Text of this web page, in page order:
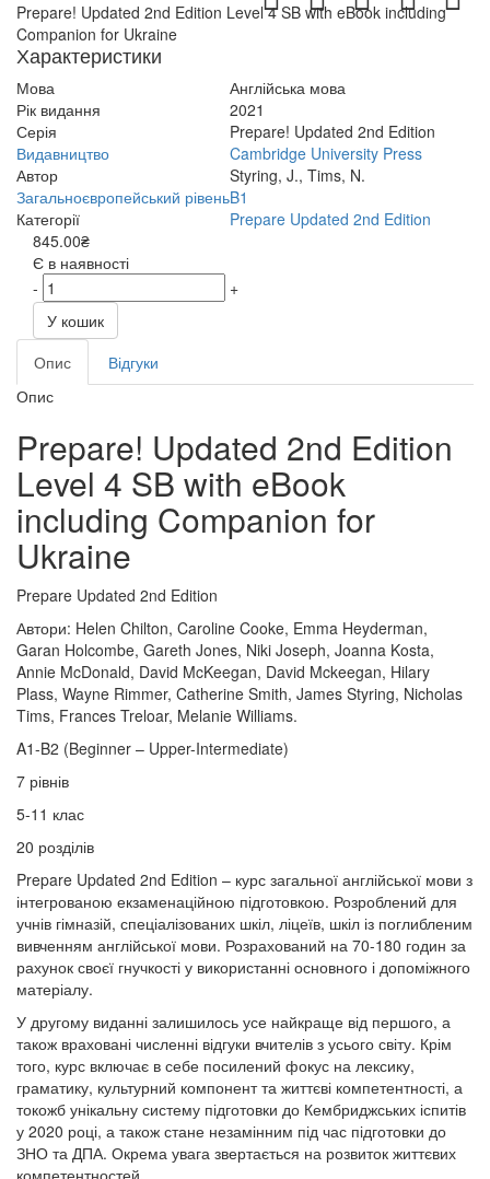
Prepare! Updated 2nd Edition Level 4 SB with eBook including
Companion for Ukraine
Характеристики
Мова
Англійська мова
Рік видання
2021
Серія
Prepare! Updated 2nd Edition
Видавництво
Cambridge University Press
Автор
Styring, J., Tims, N.
Загальноєвропейський рівеньB1
Категорії
Prepare Updated 2nd Edition
845.00₴
Є в наявності
-
+
У кошик
Опис
Відгуки
Опис
Prepare! Updated 2nd Edition
Level 4 SB with eBook
including Companion for
Ukraine
Prepare Updated 2nd Edition
Автори: Helen Chilton, Caroline Cooke, Emma Heyderman,
Garan Holcombe, Gareth Jones, Niki Joseph, Joanna Kosta,
Annie McDonald, David McKeegan, David Mckeegan, Hilary
Plass, Wayne Rimmer, Catherine Smith, James Styring, Nicholas
Tims, Frances Treloar, Melanie Williams.
A1-B2 (Beginner – Upper-Intermediate)
7 рівнів
5-11 клас
20 розділів
Prepare Updated 2nd Edition – курс загальної англійської мови з
інтегрованою екзаменаційною підготовкою. Розроблений для
учнів гімназій, спеціалізованих шкіл, ліцеїв, шкіл із поглибленим
вивченням англійської мови. Розрахований на 70-180 годин за
рахунок своєї гнучкості у використанні основного і допоміжного
матеріалу.
У другому виданні залишилось усе найкраще від першого, а
також враховані численні відгуки вчителів з усього світу. Крім
того, курс включає в себе посилений фокус на лексику,
граматику, культурний компонент та життєві компетентності, а
токожб унікальну систему підготовки до Кембриджських іспитів
у 2020 році, а також стане незамінним під час підготовки до
ЗНО та ДПА. Окрема увага звертається на розвиток життєвих
компетентностей.